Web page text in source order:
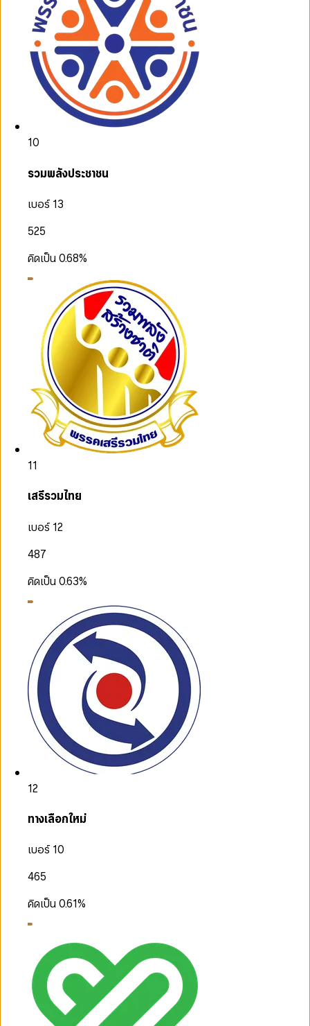
10
รวมพลังประชาชน
เบอร์ 13
525
คิดเป็น0.68%
11
เสรีรวมไทย
เบอร์ 12
487
คิดเป็น0.63%
12
ทางเลือกใหม่
เบอร์ 10
465
คิดเป็น0.61%